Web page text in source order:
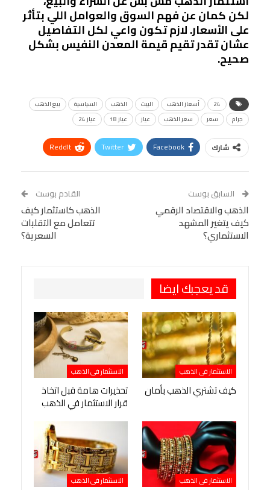
لكن كمان عن فهم السوق والعوامل اللي بتأثر
على الأسعار. لازم تكون واعي لكل التفاصيل
عشان تقدر تقيم قيمة المعدن النفيس بشكل
صحيح.
24 أسعار الذهب البيت الذهب السياسية
بيع الذهب
جرام
سعر سعر الذهب عيار عيار 18 عيار 24
شارك Facebook
Twitter
ReddIt
Tumblr
البريد الإلكتروني
VK
Digg
LINE
Viber
السابق بوست
الذهب والاقتصاد الرقمي
كيف يتغير المشهد
الاستثماري؟
القادم بوست
الذهب كاستثمار كيف
تتعامل مع التقلبات
السعرية؟
قد يعجبك ايضا
الاستثمار فى الذهب
كيف تشتري الذهب بأمان
الاستثمار فى الذهب
تحذيرات هامة قبل اتخاذ
قرار الاستثمار في الذهب
الاستثمار فى الذهب الاستثمار فى الذهب